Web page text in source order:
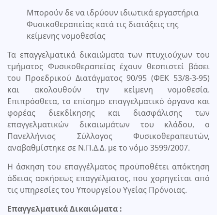
Μπορούν δε να ιδρύουν ιδιωτικά εργαστήρια
Φυσικοθεραπείας κατά τις διατάξεις της
κείμενης νομοθεσίας
Τα επαγγελματικά δικαιώματα των πτυχιούχων του
τμήματος Φυσικοθεραπείας έχουν θεσπιστεί βάσει
του Προεδρικού Διατάγματος 90/95 (ΦΕΚ 53/8-3-95)
και ακολουθούν την κείμενη νομοθεσία.
Επιπρόσθετα, το επίσημο επαγγελματικό όργανο και
φορέας διεκδίκησης και διασφάλισης των
επαγγελματικών δικαιωμάτων του κλάδου, ο
Πανελλήνιος Σύλλογος Φυσικοθεραπευτών,
αναβαθμίστηκε σε Ν.Π.Δ.Δ. με το νόμο 3599/2007.
Η άσκηση του επαγγέλματος προϋποθέτει απόκτηση
άδειας ασκήσεως επαγγέλματος, που χορηγείται από
τις υπηρεσίες του Υπουργείου Υγείας Πρόνοιας.
Επαγγελματικά Δικαιώματα :